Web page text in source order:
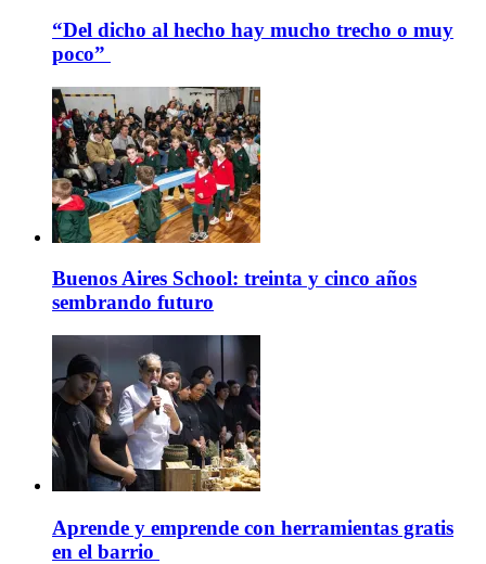
“Del dicho al hecho hay mucho trecho o muy
poco”
Buenos Aires School: treinta y cinco años
sembrando futuro
Aprende y emprende con herramientas gratis
en el barrio